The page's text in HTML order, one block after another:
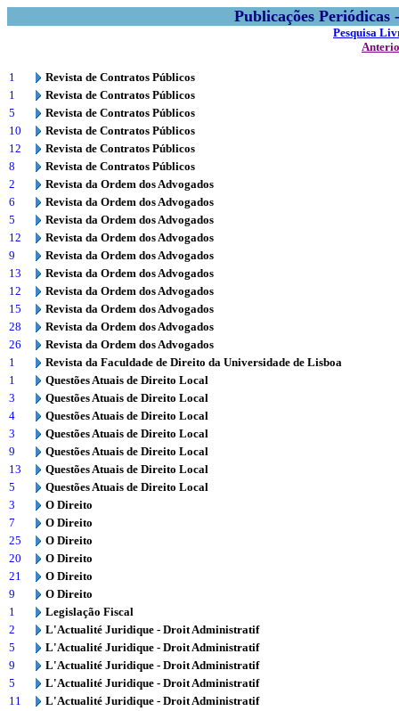
Publicações
Pesquisa
1
Revista de Contratos Públicos
1
Revista de Contratos Públicos
5
Revista de Contratos Públicos
10
Revista de Contratos Públicos
12
Revista de Contratos Públicos
8
Revista de Contratos Públicos
2
Revista da Ordem dos Advogados
6
Revista da Ordem dos Advogados
5
Revista da Ordem dos Advogados
12
Revista da Ordem dos Advogados
9
Revista da Ordem dos Advogados
13
Revista da Ordem dos Advogados
12
Revista da Ordem dos Advogados
15
Revista da Ordem dos Advogados
28
Revista da Ordem dos Advogados
26
Revista da Ordem dos Advogados
1
Revista da Faculdade de Direito da Universidade de Lisboa
1
Questões Atuais de Direito Local
3
Questões Atuais de Direito Local
4
Questões Atuais de Direito Local
3
Questões Atuais de Direito Local
9
Questões Atuais de Direito Local
13
Questões Atuais de Direito Local
5
Questões Atuais de Direito Local
3
O Direito
7
O Direito
25
O Direito
20
O Direito
21
O Direito
9
O Direito
1
Legislação Fiscal
2
L'Actualité Juridique - Droit Administratif
5
L'Actualité Juridique - Droit Administratif
9
L'Actualité Juridique - Droit Administratif
5
L'Actualité Juridique - Droit Administratif
11
L'Actualité Juridique - Droit Administratif